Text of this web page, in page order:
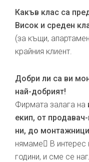
Какъв клас са
Висок и среден
(за къщи,
крайния клиент.
Добри ли са ви
най-добрият!
Фирмата залага на
екип, от
ни, до
нямаме В интерес
години, и сме се